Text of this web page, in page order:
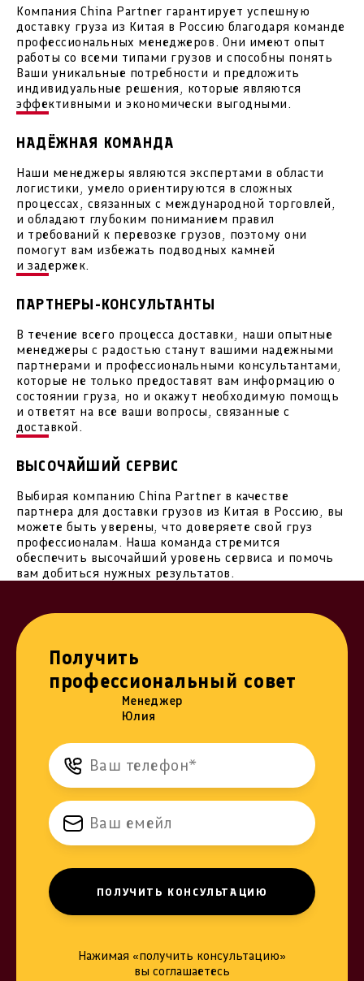
Компания China Partner гарантирует успешную
доставку груза из Китая в Россию благодаря команде
профессиональных менеджеров. Они имеют опыт
работы со всеми типами грузов и способны понять
Ваши уникальные потребности и предложить
индивидуальные решения, которые являются
эффективными и экономически выгодными.
НАДЁЖНАЯ КОМАНДА
Наши менеджеры являются экспертами в области
логистики, умело ориентируются в сложных
процессах, связанных с международной торговлей,
и обладают глубоким пониманием правил
и требований к перевозке грузов, поэтому они
помогут вам избежать подводных камней
и задержек.
ПАРТНЕРЫ-КОНСУЛЬТАНТЫ
В течение всего процесса доставки, наши опытные
менеджеры с радостью станут вашими надежными
партнерами и профессиональными консультантами,
которые не только предоставят вам информацию о
состоянии груза, но и окажут необходимую помощь
и ответят на все ваши вопросы, связанные с
доставкой.
ВЫСОЧАЙШИЙ СЕРВИС
Выбирая компанию China Partner в качестве
партнера для доставки грузов из Китая в Россию, вы
можете быть уверены, что доверяете свой груз
профессионалам. Наша команда стремится
обеспечить высочайший уровень сервиса и помочь
вам добиться нужных результатов.
Получить
профессиональный совет
Менеджер
Юлия
Нажимая «получить консультацию»
вы соглашаетесь